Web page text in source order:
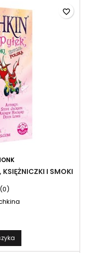
I SMOKI
(0)
favorite_border